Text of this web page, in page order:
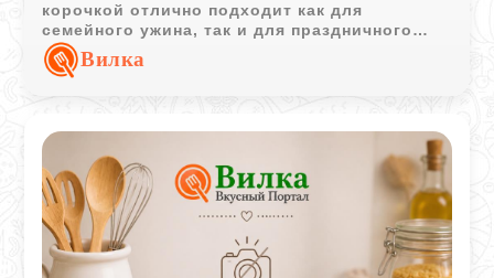
корочкой отлично подходит как для
семейного ужина, так и для праздничного
стола.Вилка